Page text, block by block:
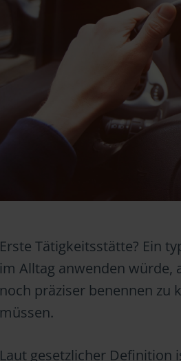
Erste Tätigkeitsstätte? Ein
im Alltag anwenden würde,
noch präziser benennen zu
müssen.
Laut gesetzlicher Definition